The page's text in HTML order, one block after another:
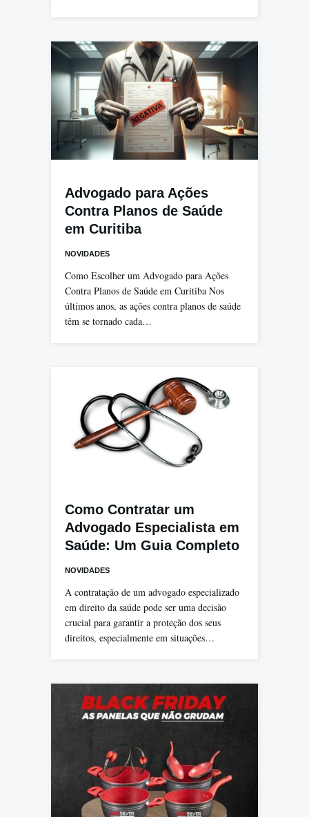
Advogado para Ações
Contra Planos de Saúde
em Curitiba
NOVIDADES
Como Escolher um Advogado para Ações
Contra Planos de Saúde em Curitiba Nos
últimos anos, as ações contra planos de saúde
têm se tornado cada…
Como Contratar um
Advogado Especialista em
Saúde: Um Guia Completo
NOVIDADES
A contratação de um advogado especializado
em direito da saúde pode ser uma decisão
crucial para garantir a proteção dos seus
direitos, especialmente em situações…